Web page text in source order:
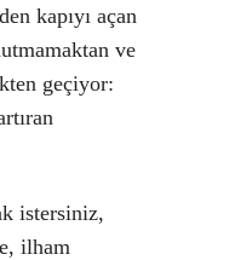
kapıyı açan
ve
geçiyor:
istersiniz,
ilham